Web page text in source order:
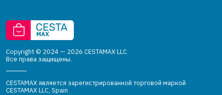
Copyright © 2024 — 2026 CESTAMAX LLC
Все права защищены.
CESTAMAX является зарегистрированной торговой маркой
CESTAMAX LLC, Spain